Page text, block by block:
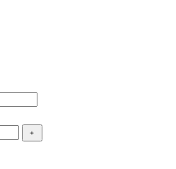
﹢